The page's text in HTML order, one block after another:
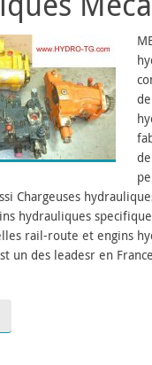
Chargeuses
hydrauliques
rail-route et engins
un des leadesr en